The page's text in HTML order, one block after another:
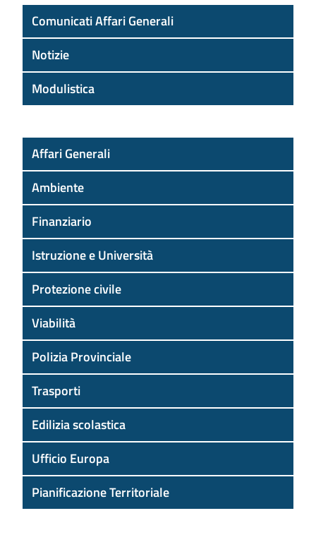
Comunicati Affari Generali
Notizie
Modulistica
Affari Generali
Ambiente
Finanziario
Istruzione e Università
Protezione civile
Viabilità
Polizia Provinciale
Trasporti
Edilizia scolastica
Ufficio Europa
Pianificazione Territoriale